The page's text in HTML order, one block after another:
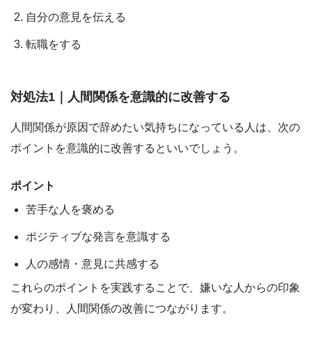
自分の意見を伝える
転職をする
対処法1｜人間関係を意識的に改善する
人間関係が原因で辞めたい気持ちになっている人は、次の
ポイントを意識的に改善するといいでしょう。
ポイント
苦手な人を褒める
ポジティブな発言を意識する
人の感情・意見に共感する
これらのポイントを実践することで、 嫌いな人からの印象
が変わり、人間関係の改善につながります。